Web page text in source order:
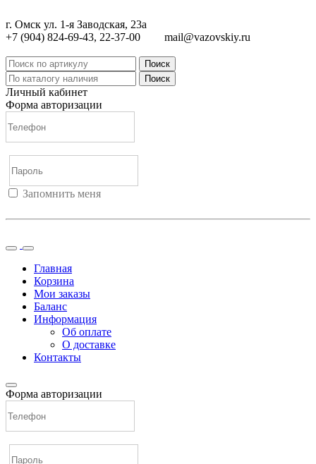
г. Омск ул. 1-я Заводская, 23а
+7 (904) 824-69-43, 22-37-00
mail@vazovskiy.ru
Поиск
Поиск
Личный кабинет
Форма авторизации
Запомнить меня
Главная
Корзина
Мои заказы
Баланс
Информация
Об оплате
О доставке
Контакты
Форма авторизации